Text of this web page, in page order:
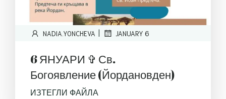
NADIA.YONCHEVA | JANUARY 6
6 ЯНУАРИ ✞ Св.
Богоявление (Йордановден)
ИЗТЕГЛИ ФАЙЛА